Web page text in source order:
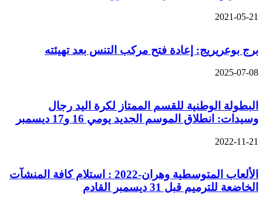
2021-05-21
برج بوعريريج: إعادة فتح مركب التنس بعد تهيئته
2025-07-08
البطولة الوطنية للقسم الممتاز لكرة اليد رجال
وسيدات: انطلاق الموسم الجديد يومي 16 و17 ديسمبر
2022-11-21
الألعاب المتوسطية وهران-2022 : استلام كافة المنشآت
الخاضعة للترميم قبل 31 ديسمبر القادم